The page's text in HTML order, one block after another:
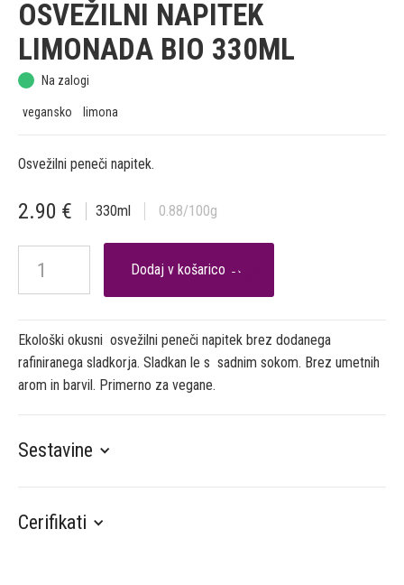
OSVEŽILNI NAPITEK
LIMONADA BIO 330ML
Na zalogi
vegansko limona
Osvežilni peneči napitek.
2.90 € 330ml 0.88/100g

Ekološki okusni osvežilni peneči napitek brez dodanega
rafiniranega sladkorja. Sladkan le s sadnim sokom. Brez umetnih
arom in barvil. Primerno za vegane.
Sestavine
Cerifikati